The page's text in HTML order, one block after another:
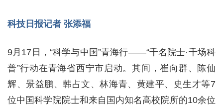
科技日报记者 张添福
9月17日，“科学与中国”青海行——“千名院士·千场科
普”行动在青海省西宁市启动。其间，崔向群、陈仙
辉、景益鹏、韩占文、林海青、黄建平、史生才等7
位中国科学院院士和来自国内知名高校院所的10余位